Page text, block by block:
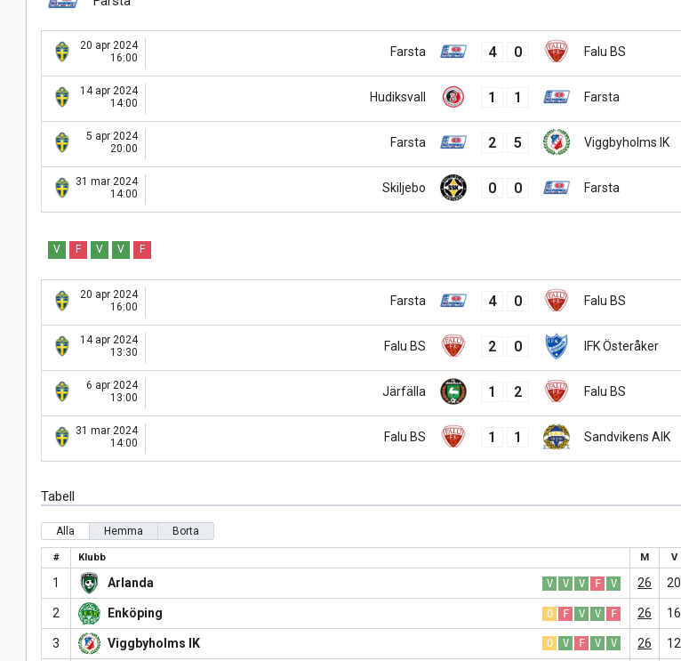
20 apr 2024
16:00
Farsta 4 0 Falu BS
14 apr 2024
14:00
Hudiksvall 1 1 Farsta
5 apr 2024
20:00
Farsta 2 5 Viggbyholms IK
31 mar 2024
14:00
Skiljebo 0 0 Farsta
V F V V F
20 apr 2024
16:00
Farsta 4 0 Falu BS
14 apr 2024
13:30
Falu BS 2 0 IFK Österåker
6 apr 2024
13:00
Järfälla 1 2 Falu BS
31 mar 2024
14:00
Falu BS 1 1 Sandvikens AIK
Tabell
Alla Hemma Borta
# Klubb M V
1 Arlanda V V V F V 26 20
2 Enköping O F V V F 26 16
3 Viggbyholms IK O V F V V 26 12